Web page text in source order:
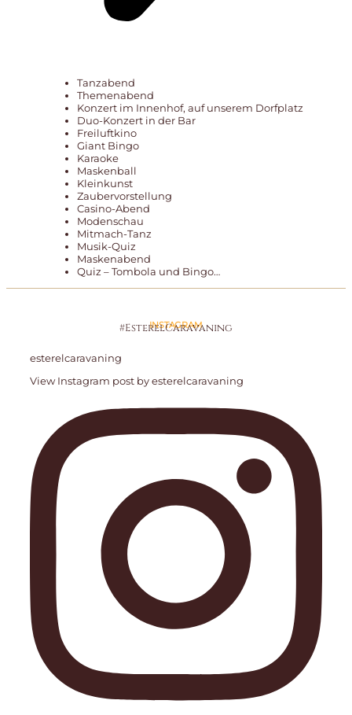
Tanzabend
Themenabend
Konzert im Innenhof, auf unserem Dorfplatz
Duo-Konzert in der Bar
Freiluftkino
Giant Bingo
Karaoke
Maskenball
Kleinkunst
Zaubervorstellung
Casino-Abend
Modenschau
Mitmach-Tanz
Musik-Quiz
Maskenabend
Quiz – Tombola und Bingo…
INSTAGRAM
#EsterelCaravaning
esterelcaravaning
View Instagram post by esterelcaravaning